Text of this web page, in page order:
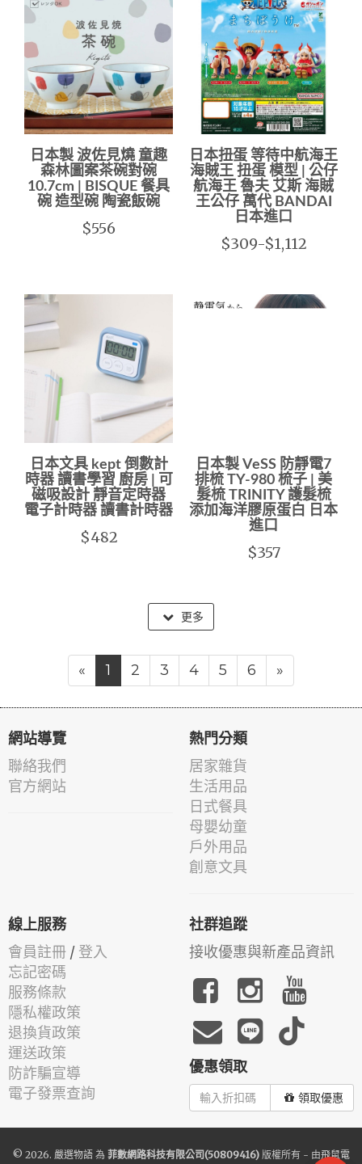
日本製 波佐見燒 童趣
森林圖案茶碗對碗
10.7cm | BISQUE 餐具
碗 造型碗 陶瓷飯碗
$556
日本扭蛋 等待中航海王
海賊王 扭蛋 模型 | 公仔
航海王 魯夫 艾斯 海賊
王公仔 萬代 BANDAI
日本進口
$309-$1,112
日本文具 kept 倒數計
時器 讀書學習 廚房 | 可
磁吸設計 靜音定時器
電子計時器 讀書計時器
$482
日本製 VeSS 防靜電7
排梳 TY-980 梳子 | 美
髮梳 TRINITY 護髮梳
添加海洋膠原蛋白 日本
進口
$357
更多
« 1 2 3 4 5 6 »
網站導覽
聯絡我們
官方網站
熱門分類
居家雜貨
生活用品
日式餐具
母嬰幼童
戶外用品
創意文具
線上服務
會員註冊 / 登入
忘記密碼
服務條款
隱私權政策
退換貨政策
運送政策
防詐騙宣導
電子發票查詢
社群追蹤
接收優惠與新產品資訊
優惠領取
領取優惠
© 2026. 嚴選物語為 菲數網路科技有限公司(50809416)版權所有 - 由飛鼠電